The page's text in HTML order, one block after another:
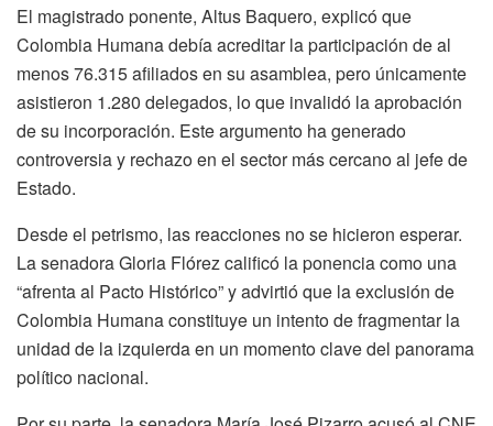
El magistrado ponente, Altus Baquero, explicó que
Colombia Humana debía acreditar la participación de al
menos 76.315 afiliados en su asamblea, pero únicamente
asistieron 1.280 delegados, lo que invalidó la aprobación
de su incorporación. Este argumento ha generado
controversia y rechazo en el sector más cercano al jefe de
Estado.
Desde el petrismo, las reacciones no se hicieron esperar.
La senadora Gloria Flórez calificó la ponencia como una
“afrenta al Pacto Histórico” y advirtió que la exclusión de
Colombia Humana constituye un intento de fragmentar la
unidad de la izquierda en un momento clave del panorama
político nacional.